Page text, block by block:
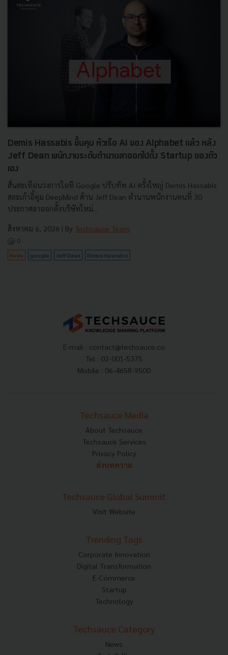
Demis Hassabis ขึ้นคุม หัวเรือ AI ของ Alphabet แล้ว หลัง
Jeff Dean พนักงานระดับตำนานลาออกไปตั้ง Startup ของตัว
เอง
สั่นสะเทือนวงการไอที Google ปรับทัพ AI ครั้งใหญ่ Demis Hassabis
สละเก้าอี้คุม DeepMind ด้าน Jeff Dean ตำนานพนักงานคนที่ 30
ประกาศลาออกตั้งบริษัทใหม่...
สิงหาคม 6, 2026 | By Techsauce Team
0
News google Jeff Dean Demis Hassabis
E-mail : contact@techsauce.co
Tel : 02-001-5375
Mobile : 06-4658-9500
Techsauce Media
About Techsauce
Techsauce Services
Privacy Policy
ส่งบทความ
Techsauce Global Summit
Visit Website
Trending Tags
Corporate Innovation
Digital Transformation
E-Commerce
Startup
Technology
Techsauce Category
News